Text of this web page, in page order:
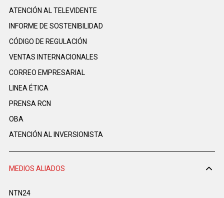
ATENCIÓN AL TELEVIDENTE
INFORME DE SOSTENIBILIDAD
CÓDIGO DE REGULACIÓN
VENTAS INTERNACIONALES
CORREO EMPRESARIAL
LINEA ÉTICA
PRENSA RCN
OBA
ATENCIÓN AL INVERSIONISTA
MEDIOS ALIADOS
NTN24